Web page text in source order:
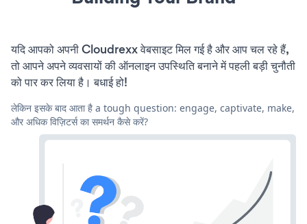
यदि आपको अपनी Cloudrexx वेबसाइट मिल गई है और आप चल रहे हैं,
तो आपने अपने व्यवसायों की ऑनलाइन उपस्थिति बनाने में पहली बड़ी चुनौती
को पार कर लिया है। बधाई हो!
लेकिन इसके बाद आता है a tough question: engage, captivate, make,
और अधिक विज़िटर्स का समर्थन कैसे करें?